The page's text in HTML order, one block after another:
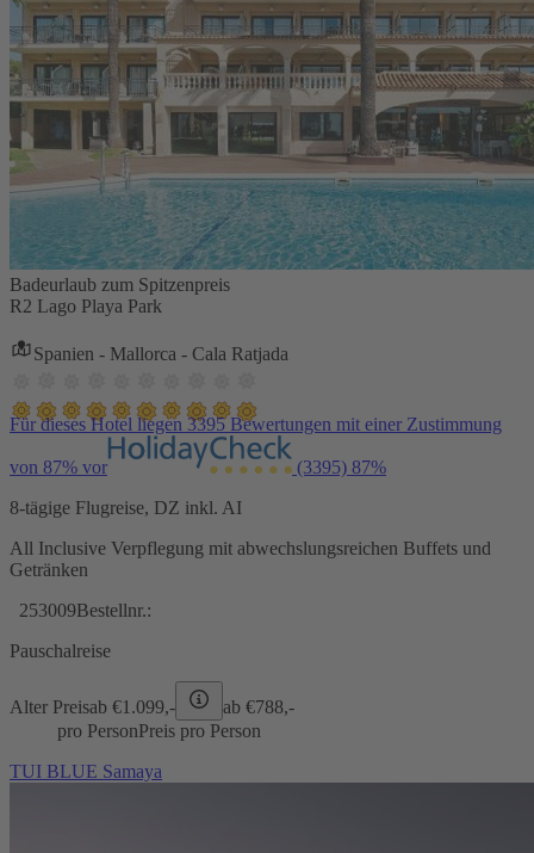
Badeurlaub zum Spitzenpreis
R2 Lago Playa Park
Spanien - Mallorca - Cala Ratjada
Für dieses Hotel liegen 3395 Bewertungen mit einer Zustimmung
von 87% vor (3395) 87%
8-tägige Flugreise, DZ inkl. AI
All Inclusive Verpflegung mit abwechslungsreichen Buffets und
Getränken
253009Bestellnr.:
Pauschalreise
Alter Preisab €1.099,- ab €788,-
pro PersonPreis pro Person
TUI BLUE Samaya